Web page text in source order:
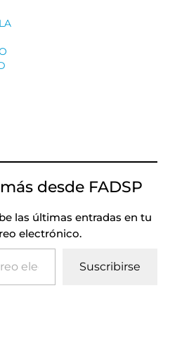
desde FADSP
las últimas entradas en tu
electrónico.
Suscribirse